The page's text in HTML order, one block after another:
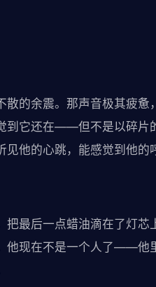
的余震。那声音极其疲惫
到它还在——但不是以碎片
他的心跳，能感觉到他的
最后一点蜡油滴在了灯芯
他现在不是一个人了——他